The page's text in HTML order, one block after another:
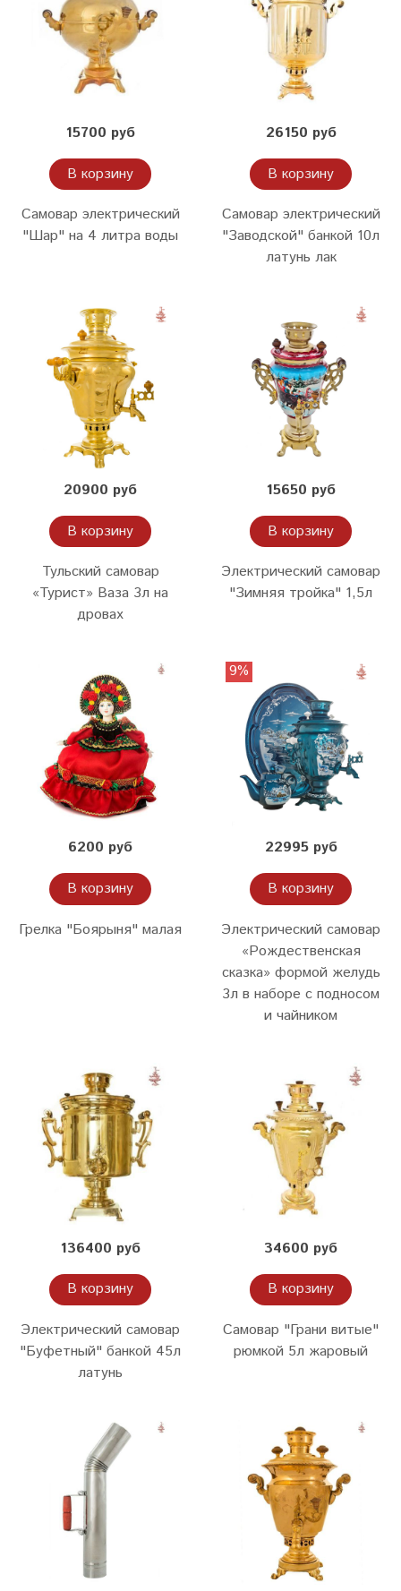
15700 руб
В корзину
Самовар электрический
"Шар" на 4 литра воды
26150 руб
В корзину
Самовар электрический
"Заводской" банкой 10л
латунь лак
20900 руб
В корзину
Тульский самовар
«Турист» Ваза 3л на
дровах
15650 руб
В корзину
Электрический самовар
"Зимняя тройка" 1,5л
6200 руб
В корзину
Грелка "Боярыня" малая
9%
22995 руб
В корзину
Электрический самовар
«Рождественская
сказка» формой желудь
3л в наборе с подносом
и чайником
136400 руб
В корзину
Электрический самовар
"Буфетный" банкой 45л
латунь
34600 руб
В корзину
Самовар "Грани витые"
рюмкой 5л жаровый